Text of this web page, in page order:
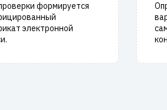
формируется
электронной